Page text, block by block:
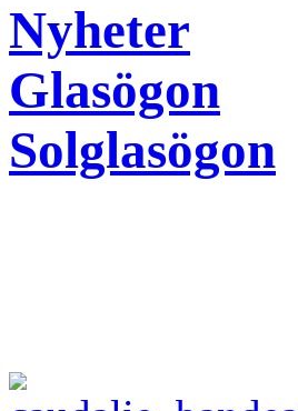
Nyheter
Glasögon
Solglasögon